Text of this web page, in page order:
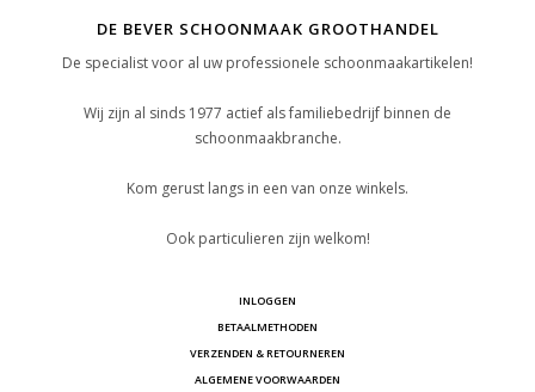
DE BEVER SCHOONMAAK GROOTHANDEL
De specialist voor al uw professionele schoonmaakartikelen!
Wij zijn al sinds 1977 actief als familiebedrijf binnen de
schoonmaakbranche.
Kom gerust langs in een van onze winkels.
Ook particulieren zijn welkom!
INLOGGEN
BETAALMETHODEN
VERZENDEN & RETOURNEREN
ALGEMENE VOORWAARDEN